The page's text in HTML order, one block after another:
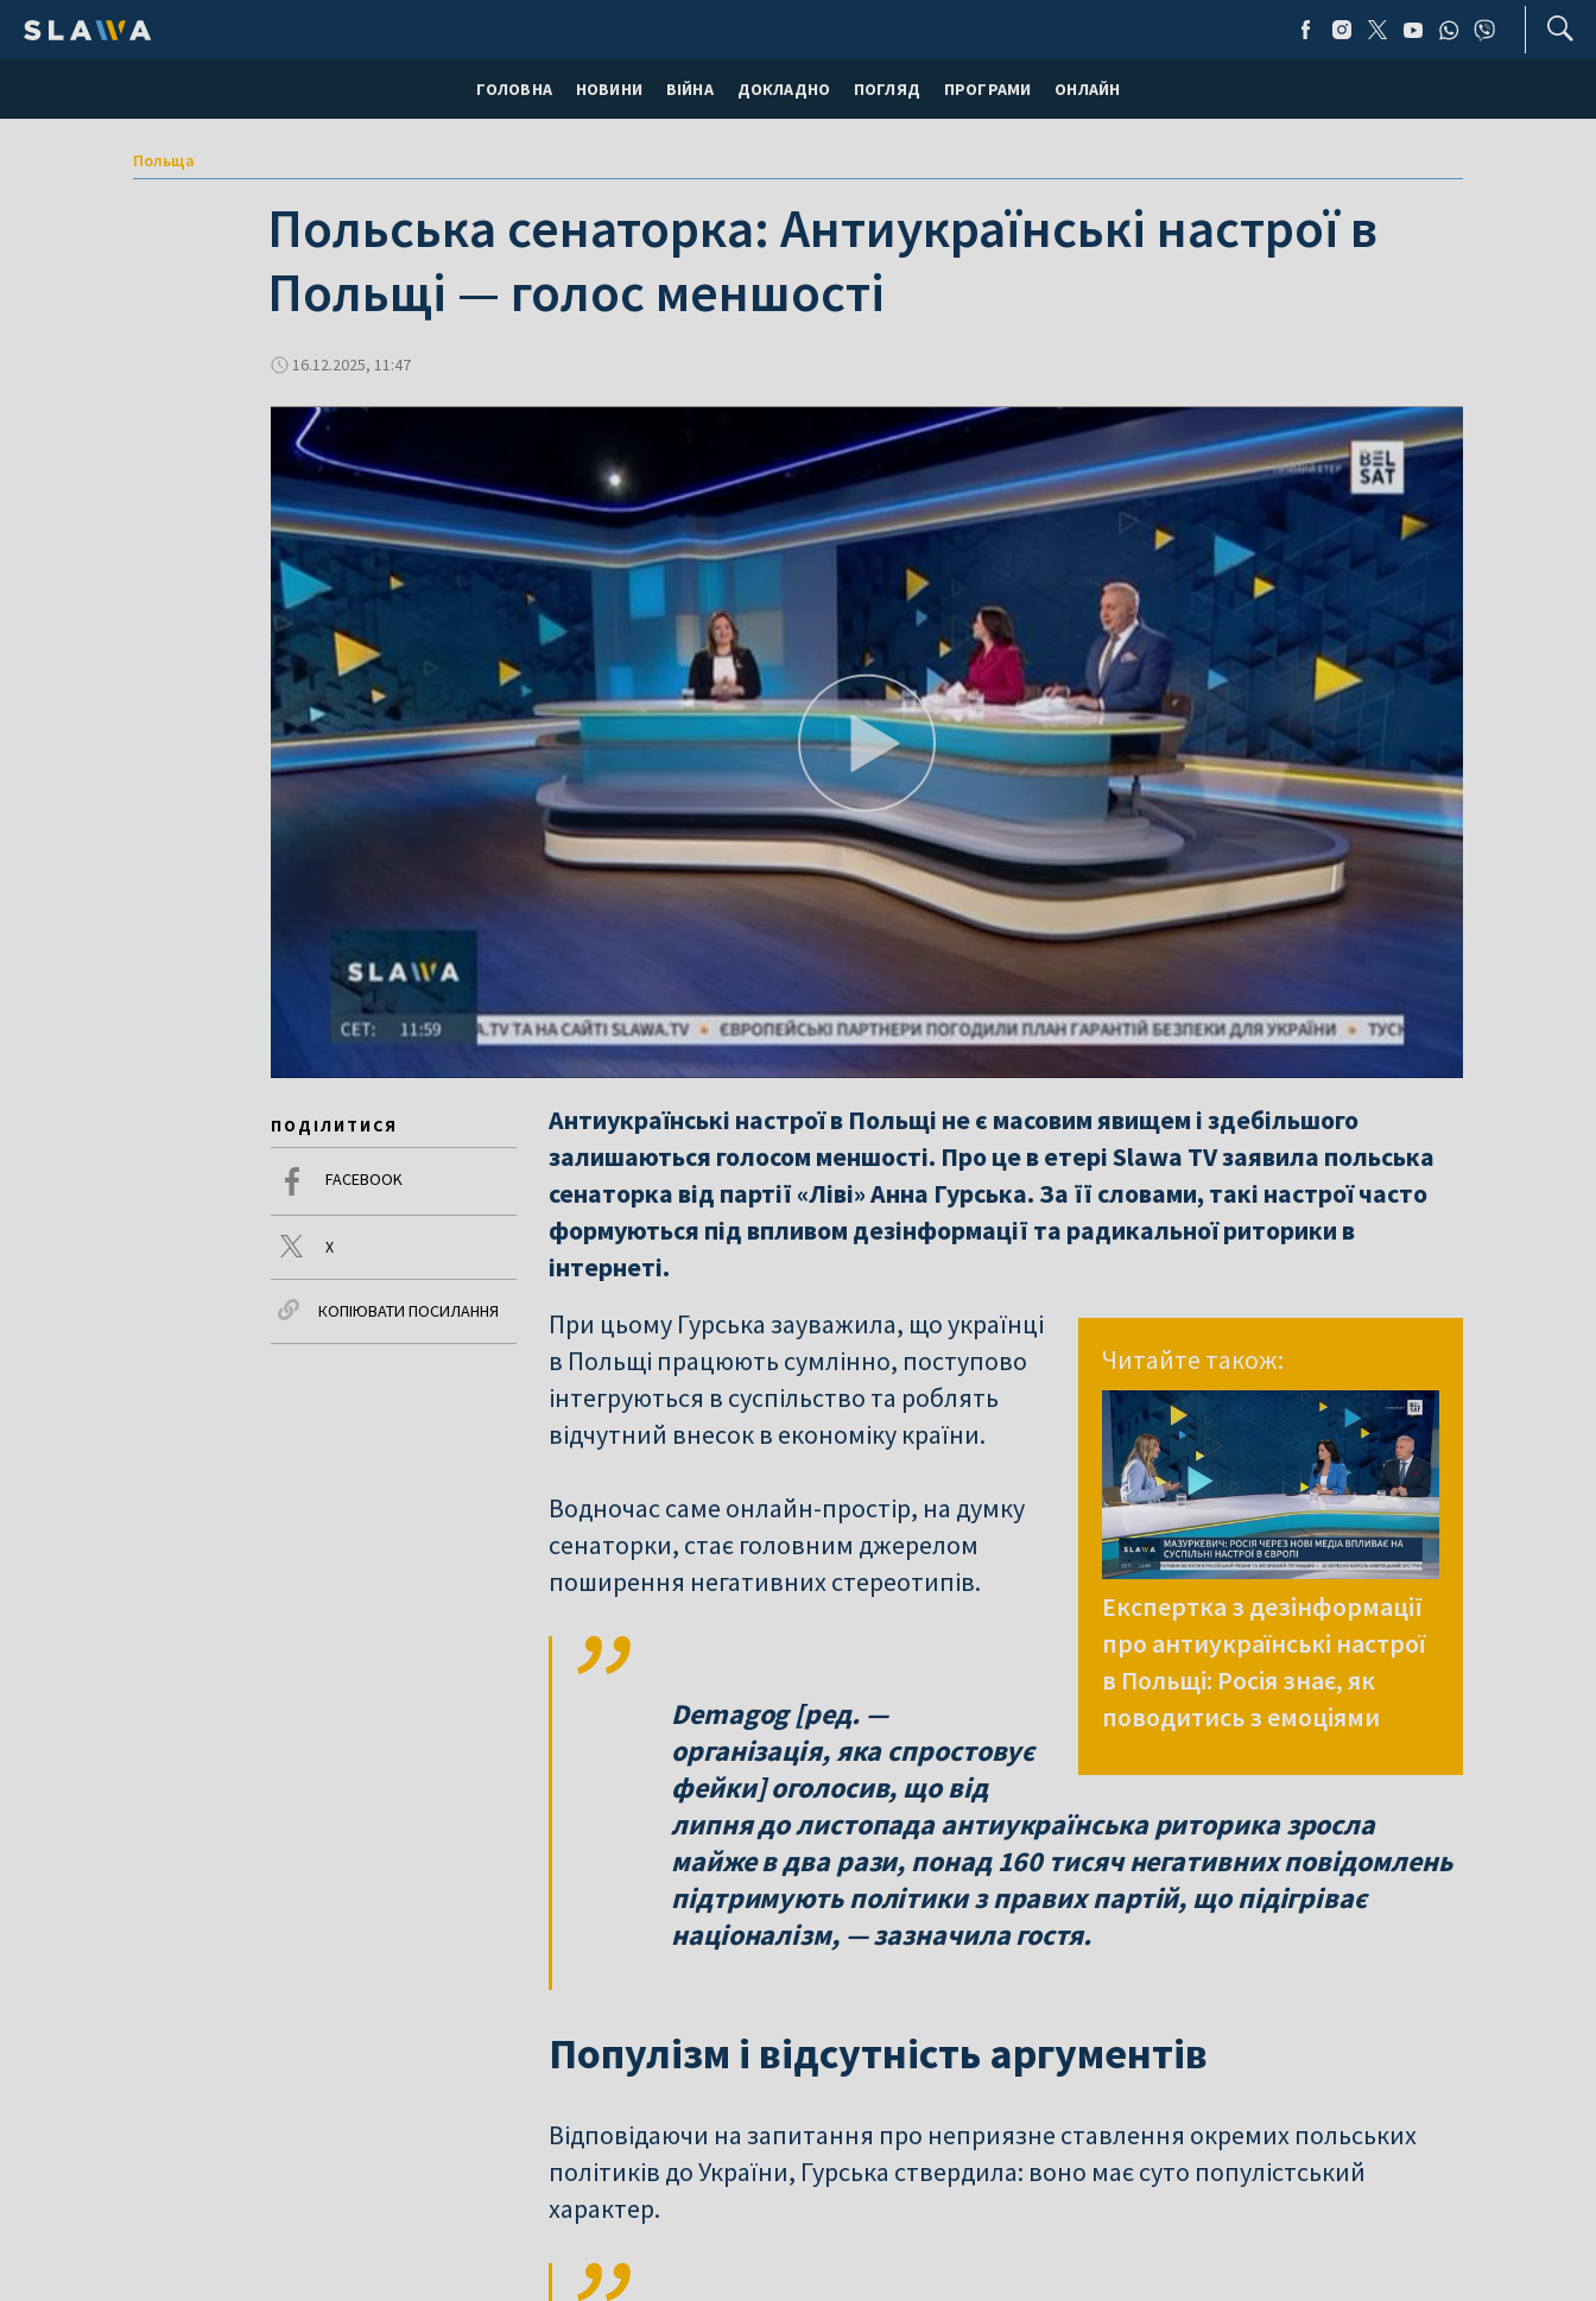
ГОЛОВНА НОВИНИ ВІЙНА ДОКЛАДНО ПОГЛЯД ПРОГРАМИ ОНЛАЙН
Польща
Польська сенаторка: Антиукраїнські настрої в
Польщі — голос меншості
16.12.2025, 11:47
ПОДІЛИТИСЯ
FACEBOOK
X
КОПІЮВАТИ ПОСИЛАННЯ
Антиукраїнські настрої в Польщі не є масовим явищем і здебільшого
залишаються голосом меншості. Про це в етері Slawa TV заявила польська
сенаторка від партії «Ліві» Анна Гурська. За її словами, такі настрої часто
формуються під впливом дезінформації та радикальної риторики в
інтернеті.
Читайте також:
Експертка з дезінформації
про антиукраїнські настрої
в Польщі: Росія знає, як
поводитись з емоціями
При цьому Гурська зауважила, що українці
в Польщі працюють сумлінно, поступово
інтегруються в суспільство та роблять
відчутний внесок в економіку країни.
Водночас саме онлайн-простір, на думку
сенаторки, стає головним джерелом
поширення негативних стереотипів.
Demagog [ред. —
організація, яка спростовує
фейки] оголосив, що від
липня до листопада антиукраїнська риторика зросла
майже в два рази, понад 160 тисяч негативних повідомлень
підтримують політики з правих партій, що підігріває
націоналізм, — зазначила гостя.
Популізм і відсутність аргументів
Відповідаючи на запитання про неприязне ставлення окремих польських
політиків до України, Гурська ствердила: воно має суто популістський
характер.